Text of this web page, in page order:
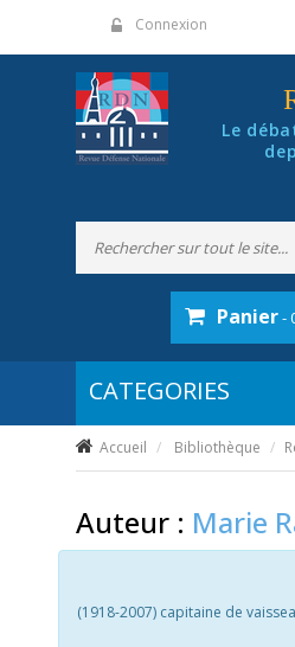
Connexion
Le
Panier-
Accueil Bibliothèque
Auteur : Marie
(1918-2007) capitaine de